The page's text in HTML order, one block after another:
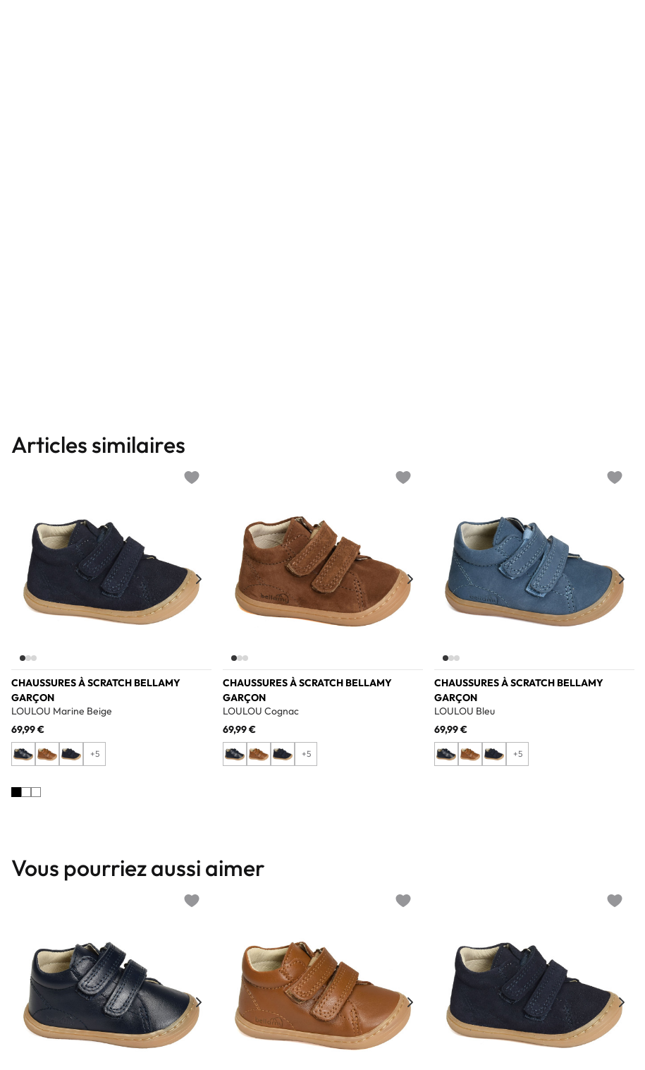
Articles similaires
CHAUSSURES À SCRATCH BELLAMY
GARÇON
LOULOU Marine Beige
69,99 €
+5
CHAUSSURES À SCRATCH BELLAMY
GARÇON
LOULOU Cognac
69,99 €
+5
CHAUSSURES À SCRATCH BELLAMY
GARÇON
LOULOU Bleu
69,99 €
+5
Vous pourriez aussi aimer